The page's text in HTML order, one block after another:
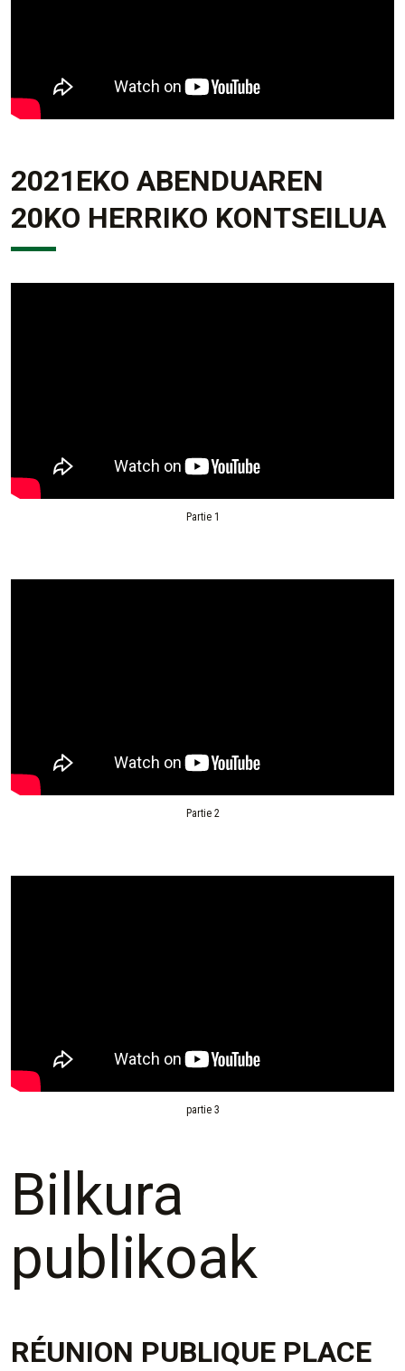
2021EKO ABENDUAREN
20KO HERRIKO KONTSEILUA
Partie 1
Partie 2
partie 3
Bilkura
publikoak
RÉUNION PUBLIQUE PLACE